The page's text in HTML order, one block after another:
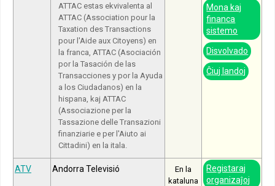
ATTAC estas ekvivalenta al
ATTAC (Association pour la
Taxation des Transactions
pour l'Aide aux Citoyens) en
la franca, ATTAC (Asociación
por la Tasación de las
Transacciones y por la Ayuda
a los Ciudadanos) en la
hispana, kaj ATTAC
(Associazione per la
Tassazione delle Transazioni
finanziarie e per l'Aiuto ai
Cittadini) en la itala.
Mona kaj
financa
sistemo
Disvolvado
Ĉiuj landoj
ATV Andorra Televisió
En la
kataluna
Registaraj
organizaĵoj